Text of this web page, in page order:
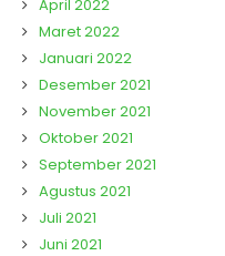
April 2022
Maret 2022
Januari 2022
Desember 2021
November 2021
Oktober 2021
September 2021
Agustus 2021
Juli 2021
Juni 2021